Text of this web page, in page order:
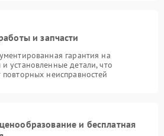
и запчасти
гарантия на
установленные детали, что
неисправностей
и бесплатная